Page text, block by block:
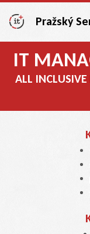
Pražský
IT
ALL